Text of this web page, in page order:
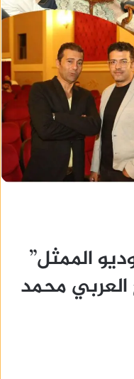
الممثل”
محمد